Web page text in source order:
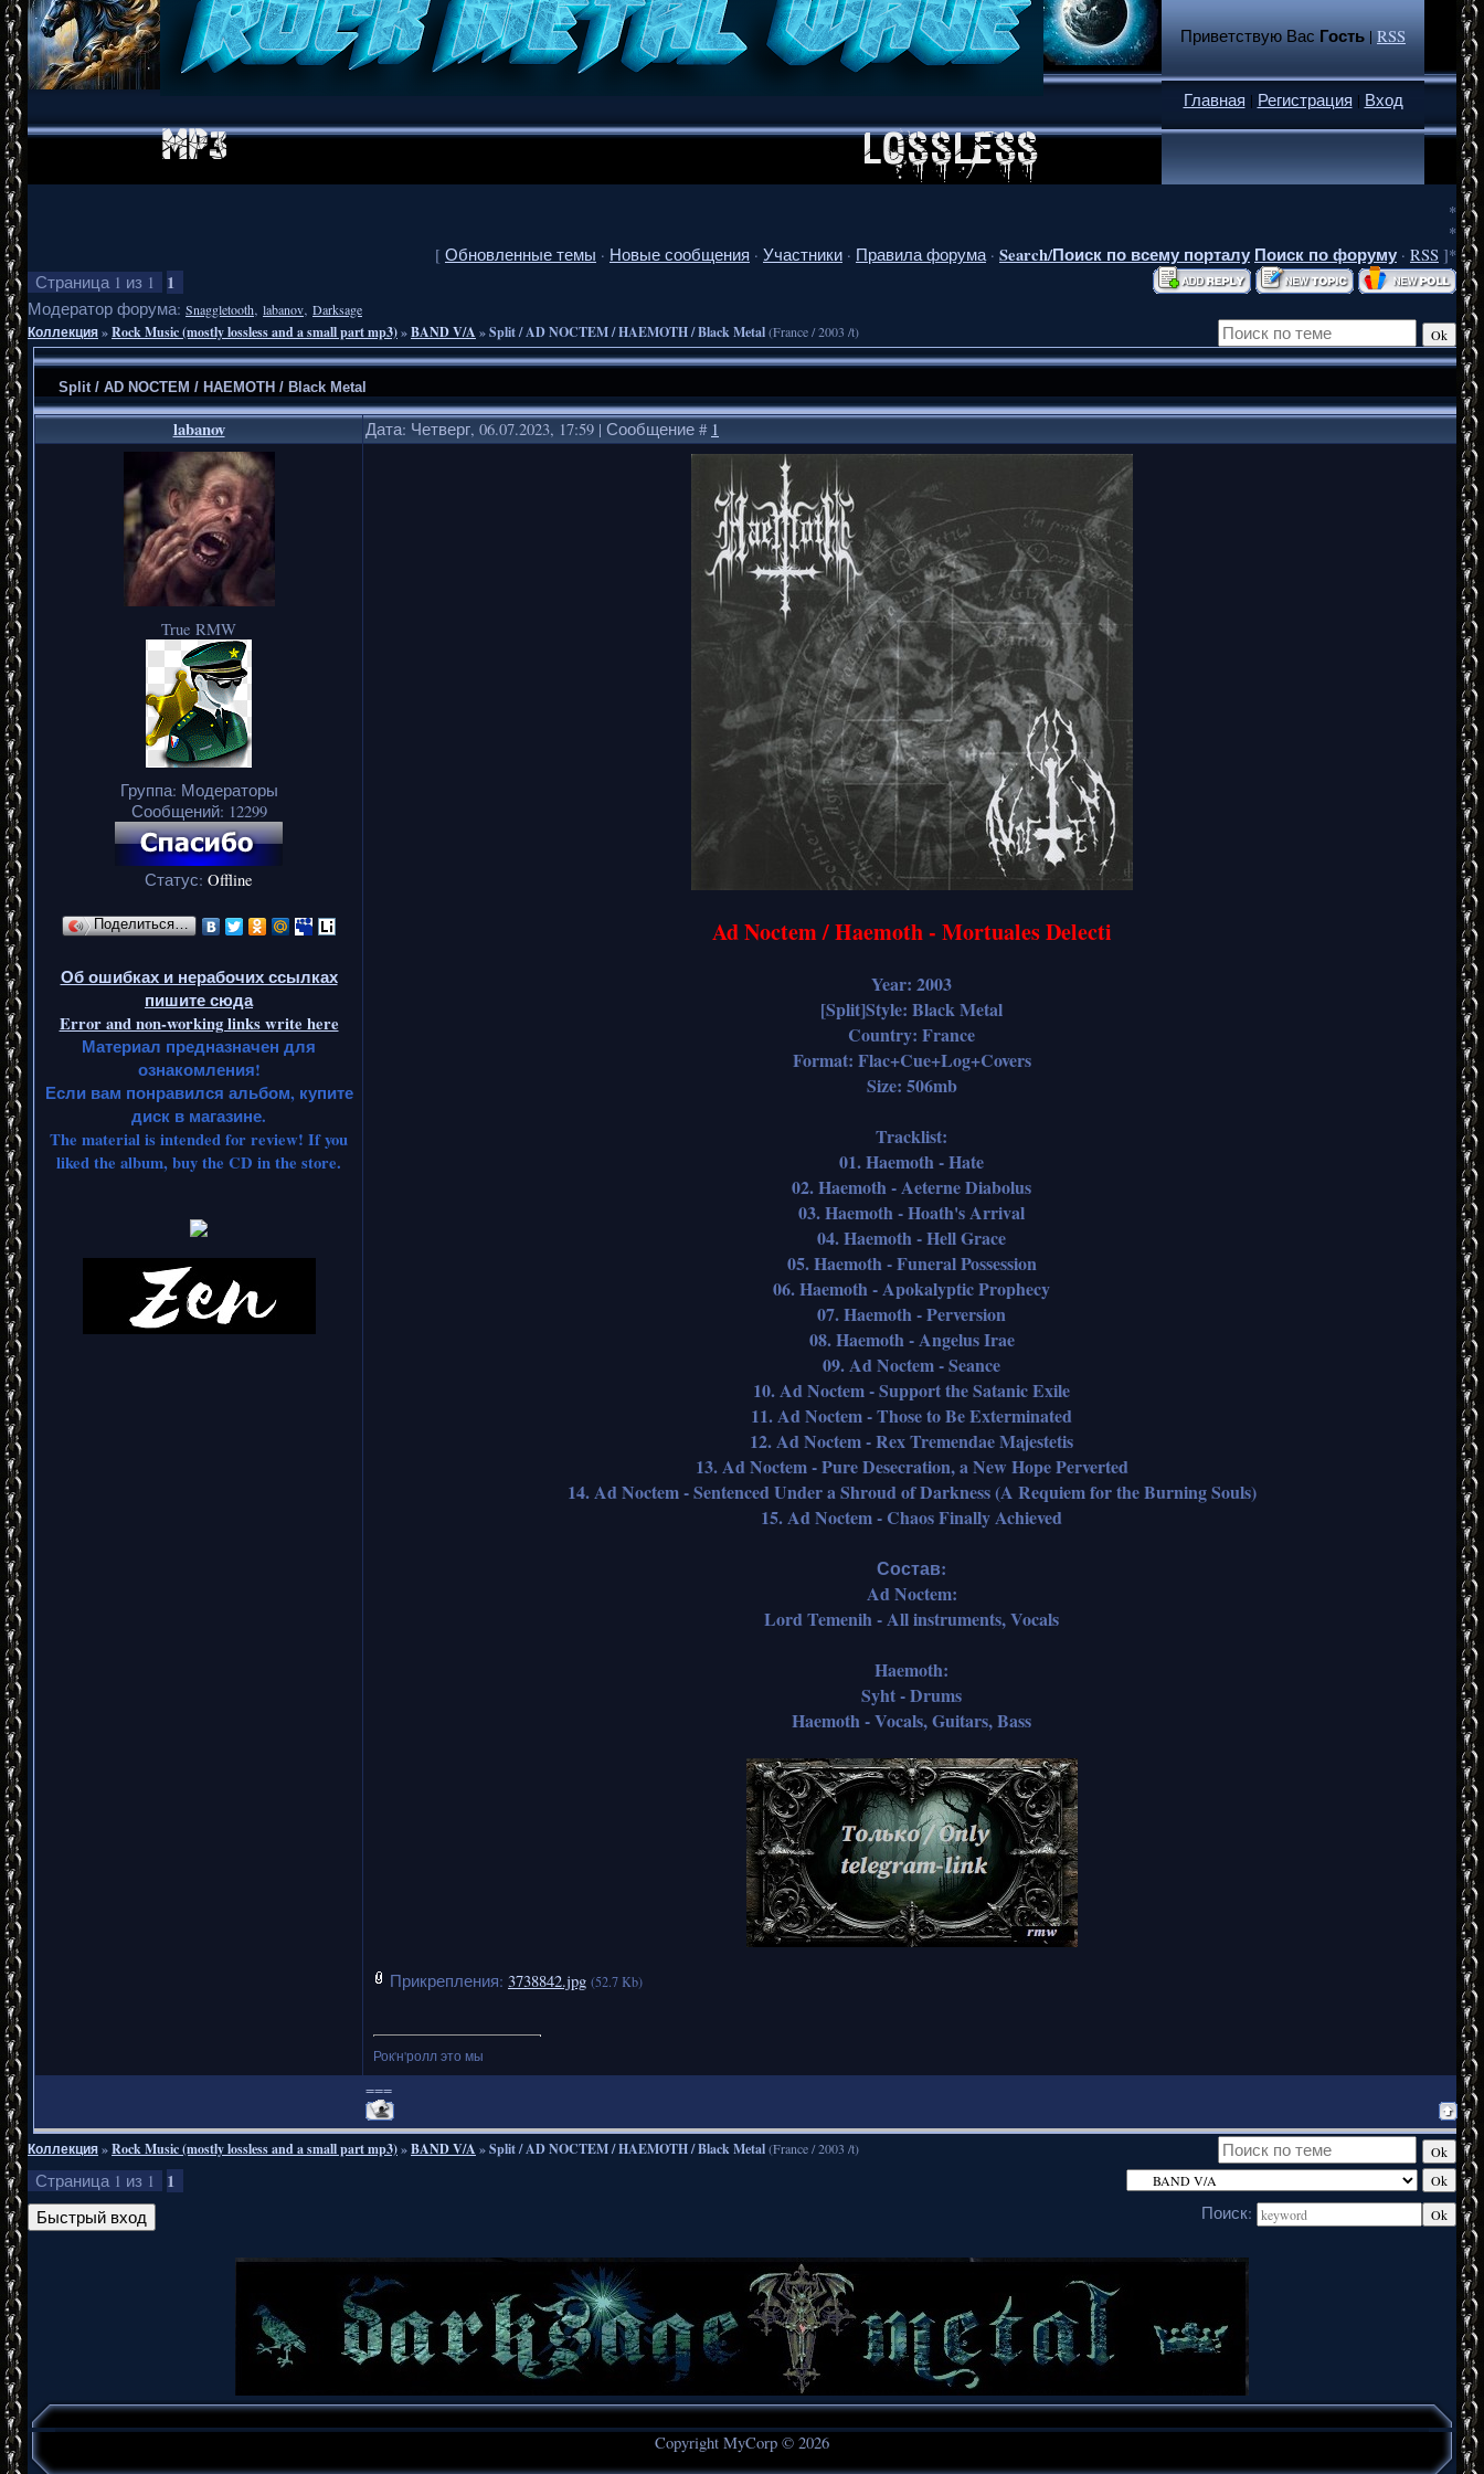
Приветствую Вас Гость|RSS
Главная | Регистрация | Вход
*
*
[ Обновленные темы · Новые сообщения · Участники · Правила форума · Search/Поиск по всему порталу Поиск по форуму · RSS ]*
Страница 1 из 1 1
Модератор форума: Snaggletooth, labanov, Darksage
Коллекция»Rock Music (mostly lossless and a small part mp3)»BAND V/A »Split / AD NOCTEM / HAEMOTH / Black Metal(France / 2003 /t)
Split / AD NOCTEM / HAEMOTH / Black Metal
labanov Дата: Четверг, 06.07.2023, 17:59 | Сообщение # 1
True RMW
Группа: Модераторы
Сообщений: 12299
Статус: Offline
Поделиться…
Об ошибках и нерабочих ссылках
пишите сюда
Error and non-working links write here
Материал предназначен для
ознакомления!
Если вам понравился альбом, купите
диск в магазине.
The material is intended for review! If you
liked the album, buy the CD in the store.
Ad Noctem / Haemoth - Mortuales Delecti
Year: 2003
[Split]Style: Black Metal
Country: France
Format: Flac+Cue+Log+Covers
Size: 506mb
Tracklist:
01. Haemoth - Hate
02. Haemoth - Aeterne Diabolus
03. Haemoth - Hoath's Arrival
04. Haemoth - Hell Grace
05. Haemoth - Funeral Possession
06. Haemoth - Apokalyptic Prophecy
07. Haemoth - Perversion
08. Haemoth - Angelus Irae
09. Ad Noctem - Seance
10. Ad Noctem - Support the Satanic Exile
11. Ad Noctem - Those to Be Exterminated
12. Ad Noctem - Rex Tremendae Majestetis
13. Ad Noctem - Pure Desecration, a New Hope Perverted
14. Ad Noctem - Sentenced Under a Shroud of Darkness (A Requiem for the Burning Souls)
15. Ad Noctem - Chaos Finally Achieved
Состав:
Ad Noctem:
Lord Temenih - All instruments, Vocals
Haemoth:
Syht - Drums
Haemoth - Vocals, Guitars, Bass
Прикрепления: 3738842.jpg (52.7 Kb)
Рок'н'ролл это мы
===
Коллекция»Rock Music (mostly lossless and a small part mp3)»BAND V/A »Split / AD NOCTEM / HAEMOTH / Black Metal(France / 2003 /t)
Страница 1 из 1 1
Поиск:
Copyright MyCorp © 2026